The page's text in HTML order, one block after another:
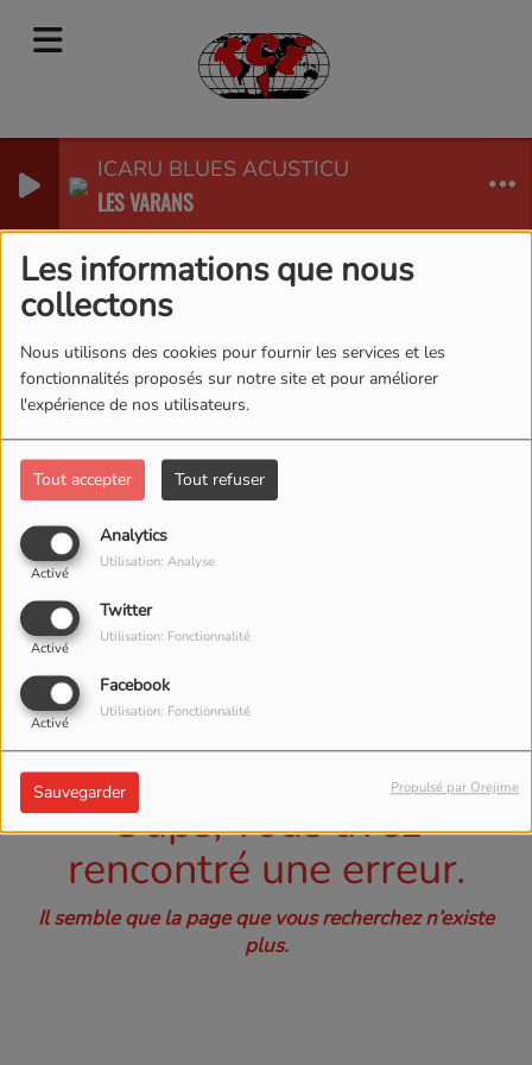
Les informations que nous
collectons
Nous utilisons des cookies pour fournir les services et les
fonctionnalités proposés sur notre site et pour améliorer
l'expérience de nos utilisateurs.
Tout accepter Tout refuser
Analytics
Activé
Utilisation: Analyse
Twitter
Activé
Utilisation: Fonctionnalité
Facebook
Activé
Utilisation: Fonctionnalité
Sauvegarder Propulsé par Orejime
ICARU BLUES ACUSTICU
LES VARANS
RADIO CORSICA INTERNATIONAL
Oups, vous avez
rencontré une erreur.
Il semble que la page que vous recherchez n’existe
plus.